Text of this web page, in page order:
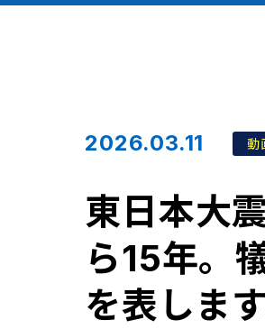
2026.03.11 動
東日本大
ら15年。
を表します